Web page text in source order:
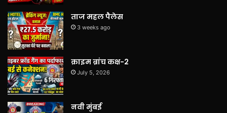
ताज महल पैलेस
3 weeks ago
क्राइम ब्रांच कक्ष-2
July 5, 2026
नवी मुंबई